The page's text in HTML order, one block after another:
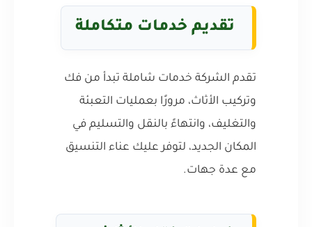
تقديم خدمات متكاملة
تقدم الشركة خدمات شاملة تبدأ من فك
وتركيب الأثاث، مرورًا بعمليات التعبئة
والتغليف، وانتهاءً بالنقل والتسليم في
المكان الجديد، لتوفر عليك عناء التنسيق
مع عدة جهات.